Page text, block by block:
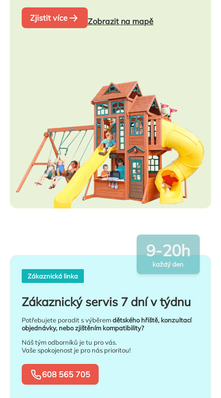
Zjistit více Zobrazit na mapě
Zákaznická linka
Zákaznický servis 7 dní v týdnu
Potřebujete poradit s výběremdětského hřiště, konzultací
objednávky, nebo zjištěním kompatibility?
Náš tým odborníků je tu pro vás.
Vaše spokojenost je pro nás prioritou!
608 565 705
9-20h
každý den